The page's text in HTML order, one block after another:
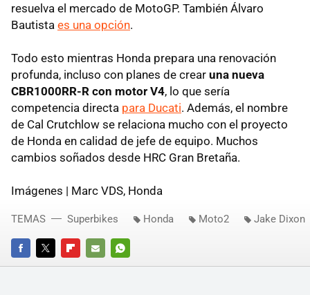
resuelva el mercado de MotoGP. También Álvaro
Bautista es una opción.
Todo esto mientras Honda prepara una renovación
profunda, incluso con planes de crear una nueva
CBR1000RR-R con motor V4, lo que sería
competencia directa para Ducati. Además, el nombre
de Cal Crutchlow se relaciona mucho con el proyecto
de Honda en calidad de jefe de equipo. Muchos
cambios soñados desde HRC Gran Bretaña.
Imágenes | Marc VDS, Honda
FACEBOOKTWITTERFLIPBOARD
E-
WHATSAPP
TEMAS Superbikes Honda Moto2 Jake Dixon